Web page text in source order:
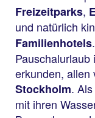
Freizeitparks,
und natürlich
Familienhotels
erkunden, allen
Stockholm.
mit ihren